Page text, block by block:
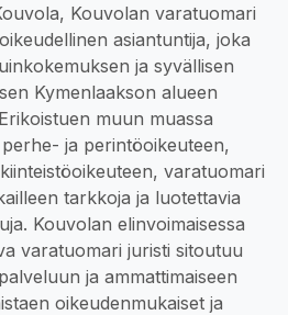
Kouvolan varatuomari
asiantuntija, joka
ja syvällisen
Kymenlaakson alueen
muun muassa
ja perintöoikeuteen,
varatuomari
tarkkoja ja luotettavia
Kouvolan elinvoimaisessa
varatuomari juristi sitoutuu
ja ammattimaiseen
oikeudenmukaiset ja